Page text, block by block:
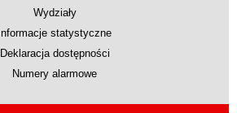
Wydziały
Informacje statystyczne
Deklaracja dostępności
Numery alarmowe